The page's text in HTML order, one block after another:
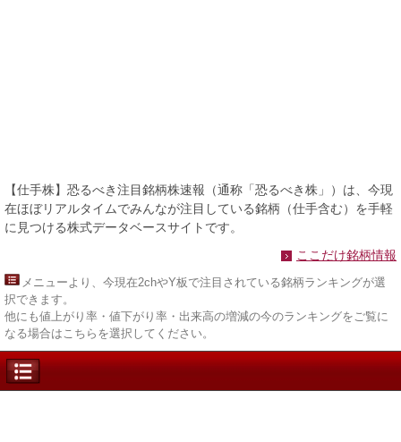
【仕手株】恐るべき注目銘柄株速報（通称「恐るべき株」）は、今現
在ほぼリアルタイムでみんなが注目している銘柄（仕手含む）を手軽
に見つける株式データベースサイトです。
ここだけ銘柄情報
メニューより、今現在2chやY板で注目されている銘柄ランキングが選
択できます。
他にも値上がり率・値下がり率・出来高の増減の今のランキングをご覧に
なる場合はこちらを選択してください。